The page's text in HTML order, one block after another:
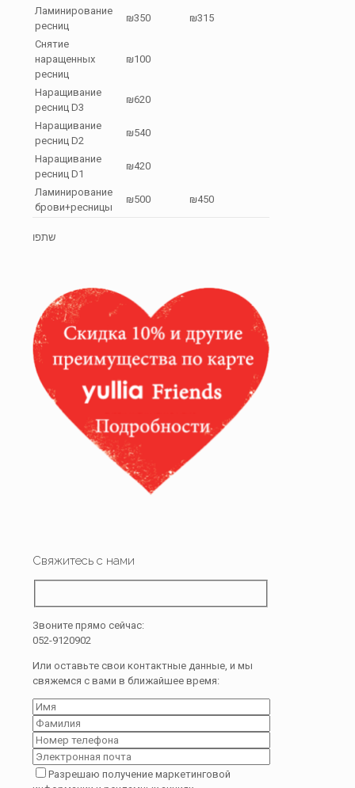
Ламинирование
ресниц
₪350 ₪315
Снятие
наращенных
ресниц
₪100
Наращивание
ресниц D3
₪620
Наращивание
ресниц D2
₪540
Наращивание
ресниц D1
₪420
Ламинирование
брови+ресницы
₪500 ₪450
שתפו
Свяжитесь с нами
Звоните прямо сейчас:
052-9120902
Или оставьте свои контактные данные, и мы
свяжемся с вами в ближайшее время:
Разрешаю получение маркетинговой